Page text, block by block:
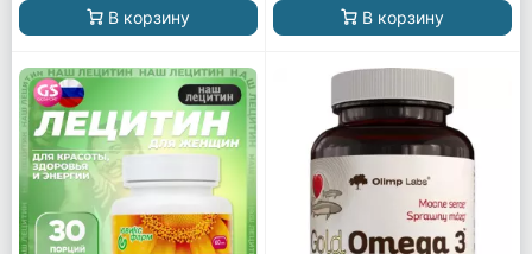
В корзину В корзину